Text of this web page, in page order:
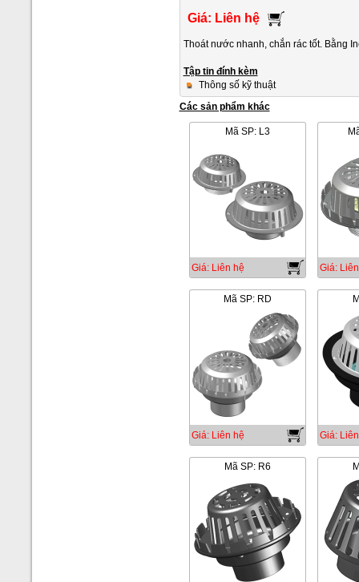
Giá: Liên hệ
Thoát nước nhanh, chắn rác tốt. Bằng
Tập tin đính kèm
Thông số kỹ thuật
Các sản phẩm khác
Mã SP: L3
Giá: Liên hệ Giá:
Mã SP: RD
Giá: Liên hệ Giá:
Mã SP: R6